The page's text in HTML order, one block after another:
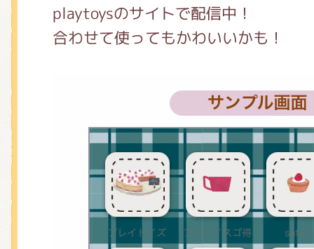
playtoysのサイトで配信中！
合わせて使ってもかわいいかも！